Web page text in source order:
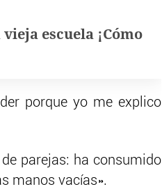
escuela ¡Cómo
porque yo me explico
parejas: ha consumido
manos vacías».